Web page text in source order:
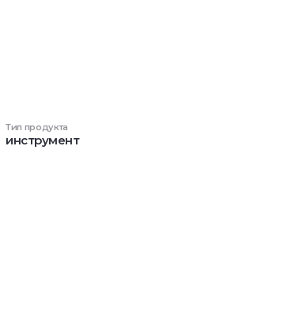
Тип продукта
инструмент